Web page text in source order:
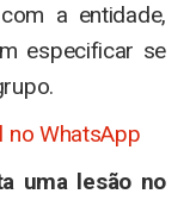
a entidade,
especificar se
no WhatsApp
uma lesão no